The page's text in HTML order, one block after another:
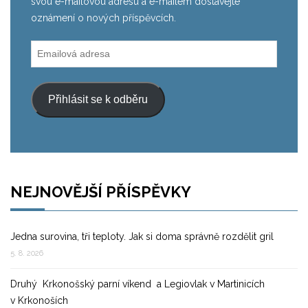
oznámení o nových příspěvcích.
Emailová
adresa
Přihlásit se k odběru
NEJNOVĚJŠÍ PŘÍSPĚVKY
Jedna surovina, tři teploty. Jak si doma správně rozdělit gril
5. 8. 2026
Druhý Krkonošský parní víkend a Legiovlak v Martinicích
v Krkonoších